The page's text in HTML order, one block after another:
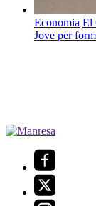
Economia El
Jove per